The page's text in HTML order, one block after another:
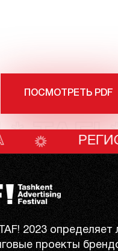
ПОСМОТРЕТЬ PDF
* TAF!
2023 определяет
проекты